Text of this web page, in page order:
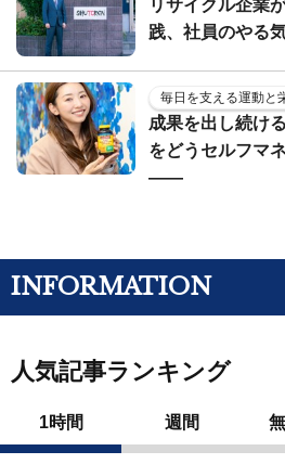
リサイクル企業
践、社員のやる
毎日を支える運動と
成果を出し続け
をどうセルフマ
——
INFORMATION
人気記事ランキング
1時間 週間